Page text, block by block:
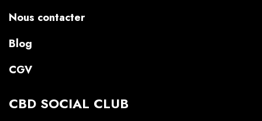
Nous contacter
Blog
CGV
CBD SOCIAL CLUB